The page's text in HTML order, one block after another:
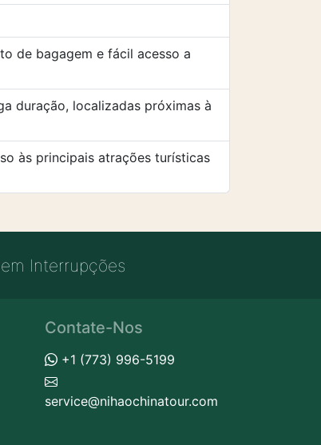
de bagagem e fácil acesso a
duração, localizadas próximas à
às principais atrações turísticas
Interrupções
Contate-Nos
+1 (773) 996-5199
service@nihaochinatour.com